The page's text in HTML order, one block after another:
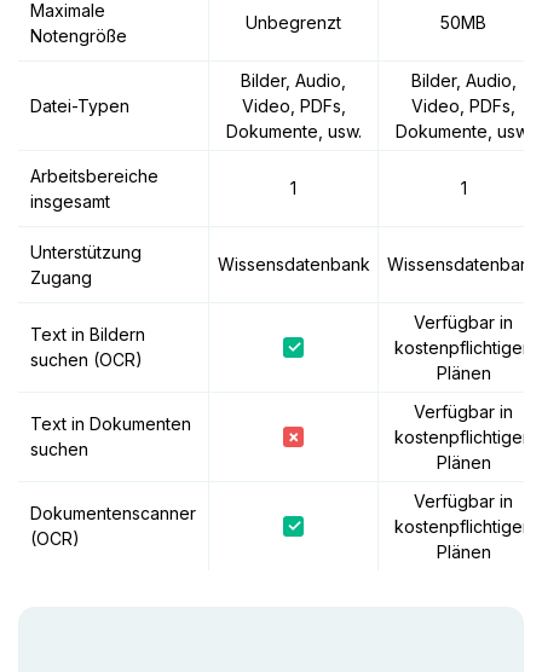
Maximale
Notengröße
Unbegrenzt 50MB
Datei-Typen
Bilder, Audio,
Video, PDFs,
Dokumente, usw.
Bilder, Audio,
Video, PDFs,
Dokumente, usw.
Arbeitsbereiche
insgesamt
1 1
Unterstützung
Zugang
Wissensdatenbank Wissensdatenbank
Text in Bildern
suchen (OCR)
✓
Verfügbar in
kostenpflichtigen
Plänen
Text in Dokumenten
suchen
×
Verfügbar in
kostenpflichtigen
Plänen
Dokumentenscanner
(OCR)
✓
Verfügbar in
kostenpflichtigen
Plänen